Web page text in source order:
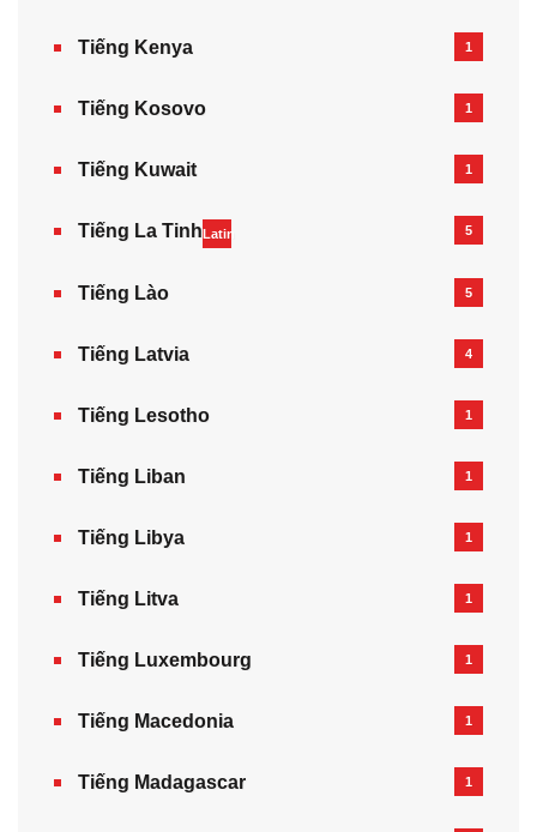
Tiếng Kenya 1
Tiếng Kosovo 1
Tiếng Kuwait 1
Tiếng La Tinh Latin 5
Tiếng Lào 5
Tiếng Latvia 4
Tiếng Lesotho 1
Tiếng Liban 1
Tiếng Libya 1
Tiếng Litva 1
Tiếng Luxembourg 1
Tiếng Macedonia 1
Tiếng Madagascar 1